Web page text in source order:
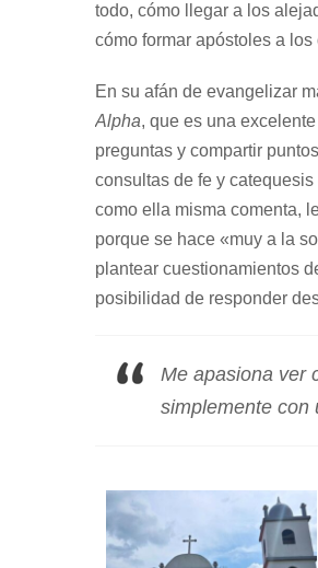
todo, cómo llegar a los
cómo formar apóstoles a
En su afán de evangelizar
Alpha, que es una
preguntas y compartir
consultas de fe y
como ella misma comenta,
porque se hace «muy a la
plantear cuestionamientos
posibilidad de responder
Me apasiona ver
simplemente con